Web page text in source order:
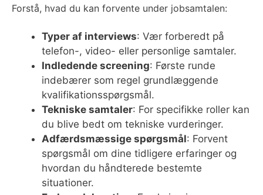
Forstå, hvad du kan forvente under jobsamtalen:
Typer af interviews: Vær forberedt på
telefon-, video- eller personlige samtaler.
Indledende screening: Første runde
indebærer som regel grundlæggende
kvalifikationsspørgsmål.
Tekniske samtaler: For specifikke roller kan
du blive bedt om tekniske vurderinger.
Adfærdsmæssige spørgsmål: Forvent
spørgsmål om dine tidligere erfaringer og
hvordan du håndterede bestemte
situationer.